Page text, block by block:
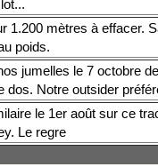
1.200 mètres à effacer.
poids.
jumelles le 7 octobre
dos. Notre outsider
le 1er août sur ce
Le regre